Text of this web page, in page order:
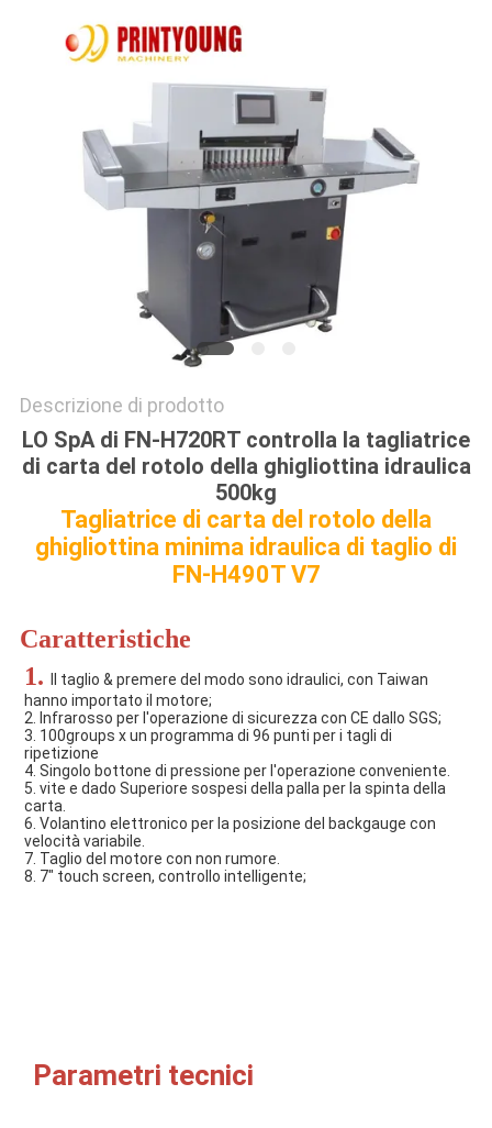
PRIVACY
Descrizione di prodotto
LO SpA di FN-H720RT controlla la tagliatrice
di carta del rotolo della ghigliottina idraulica
500kg
Tagliatrice di carta del rotolo della
ghigliottina minima idraulica di taglio di
FN-H490T V7
Caratteristiche
1.
Il taglio & premere del modo sono idraulici, con Taiwan
hanno importato il motore;
2. Infrarosso per l'operazione di sicurezza con CE dallo SGS;
3. 100groups x un programma di 96 punti per i tagli di
ripetizione
4. Singolo bottone di pressione per l'operazione conveniente.
5. vite e dado Superiore sospesi della palla per la spinta della
carta.
6. Volantino elettronico per la posizione del backgauge con
velocità variabile.
7. Taglio del motore con non rumore.
8. 7" touch screen, controllo intelligente;
Parametri tecnici